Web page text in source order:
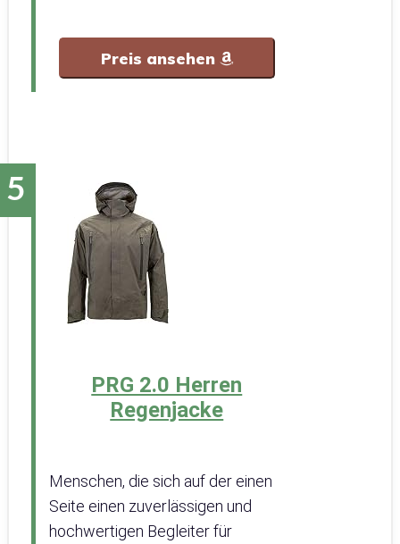
Preis ansehen
PRG 2.0 Herren
Regenjacke
Menschen, die sich auf der einen
Seite einen zuverlässigen und
hochwertigen Begleiter für